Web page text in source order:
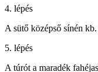
4. lépés
A sütő középső sínén
5. lépés
A túrót a maradék